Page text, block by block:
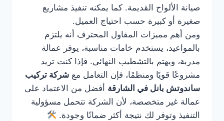
صيانة الألواح القديمة. كما يمكنه تنفيذ مشاريع
صغيرة أو كبيرة حسب احتياج العميل.
ومن أهم مميزات المقاول المحترف أنه يلتزم
بالمواعيد، يستخدم خامات مناسبة، يوفر عمالة
مدربة، ويهتم بالتشطيب النهائي. فإذا كنت تريد
مشروعًا قويًا ومنظمًا، فإن التعامل مع شركة تركيب
ساندوتش بانل في الشارقة أفضل من الاعتماد على
عمالة غير متخصصة، لأن الشركة تتحمل مسؤولية
التنفيذ وتوفر لك نتيجة أكثر ضمانًا وجودة.